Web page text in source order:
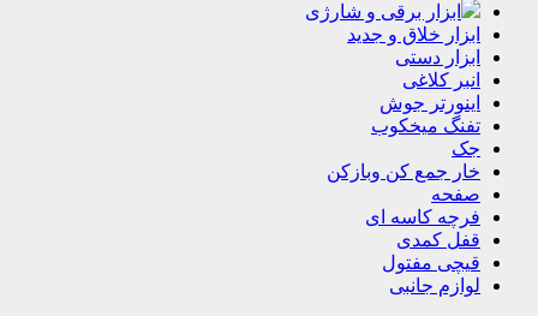
ابزار برقی و شارژی
ابزار خلاق و جدید
ابزار دستی
انبر کلاغی
اینورتر جوش
تفنگ میخکوب
جک
خار جمع کن وبازکن
صفحه
فرچه کاسه ای
قفل کمدی
قیچی مفتول
لوازم جانبی